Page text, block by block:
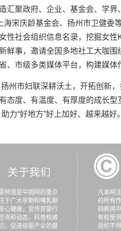
汇聚政府、企业、基金会、学
海宋庆龄基金会、扬州市卫健委
性社会组织信息名录，挖掘女性
鲜事，邀请全国多地社工大咖
、市级多类媒体平台，构建媒体
扬州市妇联深耕沃土，开拓创新
态度、有温度、有厚度的成长
力“好地方”好上加好、越来越好
频道是中国网的重点
于广大孕期和哺乳期
心健康，宣传育婴行
询和动态，科普权威
，促进母婴产业的健
凡本网
的所有
网新闻
有权使
授权不